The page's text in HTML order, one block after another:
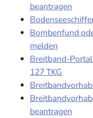
beantragen
Bombenfund
melden
Breitband-
127 TKG
beantragen